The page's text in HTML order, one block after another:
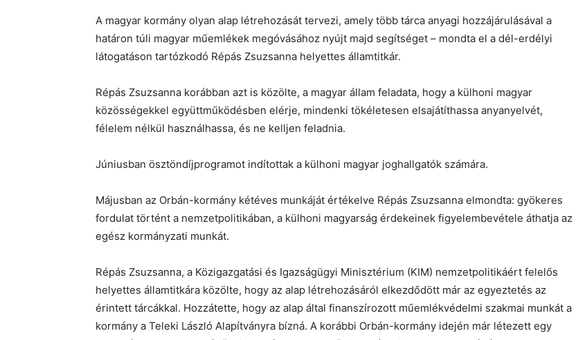
A magyar kormány olyan alap létrehozását tervezi, amely több tárca anyagi hozzájárulásával a
határon túli magyar műemlékek megóvásához nyújt majd segítséget – mondta el a dél-erdélyi
látogatáson tartózkodó Répás Zsuzsanna helyettes államtitkár.
Répás Zsuzsanna korábban azt is közölte, a magyar állam feladata, hogy a külhoni magyar
közösségekkel együttműködésben elérje, mindenki tökéletesen elsajátíthassa anyanyelvét,
félelem nélkül használhassa, és ne kelljen feladnia.
Júniusban ösztöndíjprogramot indítottak a külhoni magyar joghallgatók számára.
Májusban az Orbán-kormány kétéves munkáját értékelve Répás Zsuzsanna elmondta: gyökeres
fordulat történt a nemzetpolitikában, a külhoni magyarság érdekeinek figyelembevétele áthatja az
egész kormányzati munkát.
Répás Zsuzsanna, a Közigazgatási és Igazságügyi Minisztérium (KIM) nemzetpolitikáért felelős
helyettes államtitkára közölte, hogy az alap létrehozásáról elkezdődött már az egyeztetés az
érintett tárcákkal. Hozzátette, hogy az alap által finanszírozott műemlékvédelmi szakmai munkát a
kormány a Teleki László Alapítványra bízná. A korábbi Orbán-kormány idején már létezett egy